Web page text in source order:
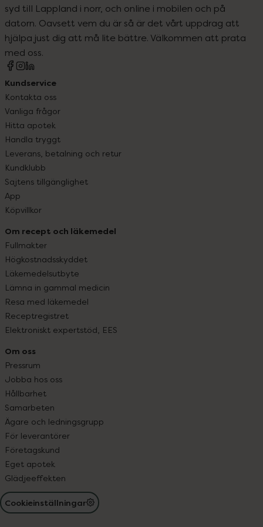
syd till Lappland i norr, och online i mobilen och på
datorn. Oavsett vem du är så är det vårt uppdrag att
hjälpa just dig att må lite bättre. Välkommen att prata
med oss.
Kundservice
Kontakta oss
Vanliga frågor
Hitta apotek
Handla tryggt
Leverans, betalning och retur
Kundklubb
Sajtens tillgänglighet
App
Köpvillkor
Om recept och läkemedel
Fullmakter
Högkostnadsskyddet
Läkemedelsutbyte
Lämna in gammal medicin
Resa med läkemedel
Receptregistret
Elektroniskt expertstöd, EES
Om oss
Pressrum
Jobba hos oss
Hållbarhet
Samarbeten
Ägare och ledningsgrupp
För leverantörer
Företagskund
Eget apotek
Glädjeeffekten
Cookieinställningar